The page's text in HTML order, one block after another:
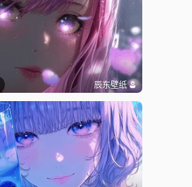
辰东壁纸